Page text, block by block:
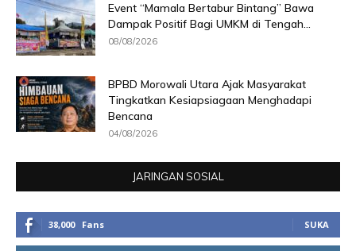
Event “Mamala Bertabur Bintang” Bawa
Dampak Positif Bagi UMKM di Tengah...
08/08/2026
BPBD Morowali Utara Ajak Masyarakat
Tingkatkan Kesiapsiagaan Menghadapi
Bencana
04/08/2026
JARINGAN SOSIAL
38,000 Fans SUKA